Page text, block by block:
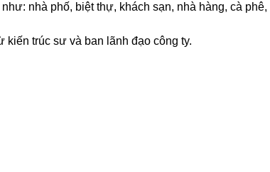
nhà phố, biệt thự, khách sạn, nhà hàng, cà phê,
trúc sư và ban lãnh đạo công ty.